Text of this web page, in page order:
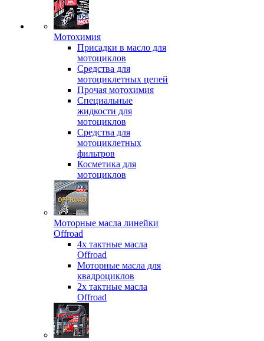
Мотохимия
Присадки в масло для
мотоциклов
Средства для
мотоциклетных цепей
Прочая мотохимия
Специальные
жидкости для
мотоциклов
Средства для
мотоциклетных
фильтров
Косметика для
мотоциклов
Моторные масла линейки
Offroad
4х тактные масла
Offroad
Моторные масла для
квадроциклов
2х тактные масла
Offroad